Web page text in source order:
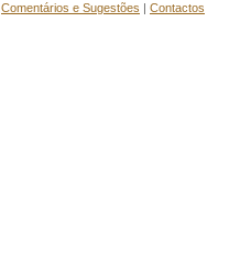
Comentários e Sugestões | Contactos